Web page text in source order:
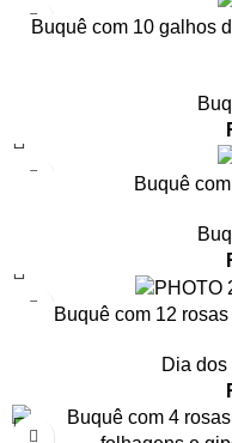
Buquê com 10 galhos
Buquê
Buquê com 12
Dia